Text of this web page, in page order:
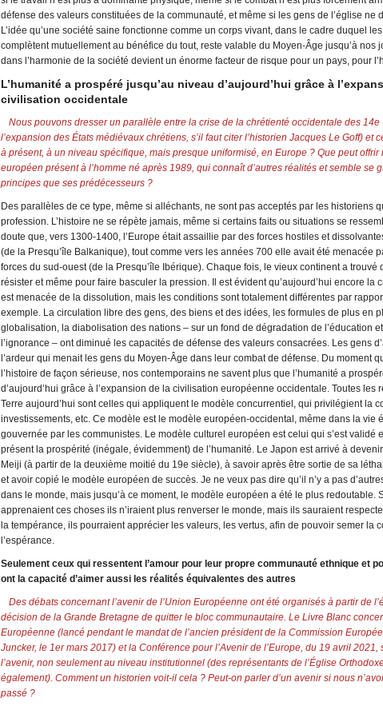
défense des valeurs constituées de la communauté, et même si les gens de l’église ne
L’idée qu’une société saine fonctionne comme un corps vivant, dans le cadre duquel
complètent mutuellement au bénéfice du tout, reste valable du Moyen-Âge jusqu’à nos
dans l’harmonie de la société devient un énorme facteur de risque pour un pays, pour
L’humanité a prospéré jusqu’au niveau d’aujourd’hui grâce à
civilisation occidentale
Nous pouvons dresser un parallèle entre la crise de la chrétienté occidentale des
l’expansion des États médiévaux chrétiens, s’il faut citer l’historien Jacques Le Goff) et
à présent, à un niveau spécifique, mais presque uniformisé, en Europe ? Que peut
européen présent à l’homme né après 1989, qui connaît d’autres réalités et semble se
principes que ses prédécesseurs ?
Des parallèles de ce type, même si alléchants, ne sont pas acceptés par les historiens
profession. L’histoire ne se répète jamais, même si certains faits ou situations se
doute que, vers 1300-1400, l’Europe était assaillie par des forces hostiles et
(de la Presqu’île Balkanique), tout comme vers les années 700 elle avait été menacée
forces du sud-ouest (de la Presqu’île Ibérique). Chaque fois, le vieux continent a trouvé
résister et même pour faire basculer la pression. Il est évident qu’aujourd’hui encore la
est menacée de la dissolution, mais les conditions sont totalement différentes par
exemple. La circulation libre des gens, des biens et des idées, les formules de plus en
globalisation, la diabolisation des nations – sur un fond de dégradation de l’éducation
l’ignorance – ont diminué les capacités de défense des valeurs consacrées. Les gens
l’ardeur qui menait les gens du Moyen-Âge dans leur combat de défense. Du moment
l’histoire de façon sérieuse, nos contemporains ne savent plus que l’humanité a
d’aujourd’hui grâce à l’expansion de la civilisation européenne occidentale. Toutes les
Terre aujourd’hui sont celles qui appliquent le modèle concurrentiel, qui privilégient la
investissements, etc. Ce modèle est le modèle européen-occidental, même dans la vie
gouvernée par les communistes. Le modèle culturel européen est celui qui s’est validé
présent la prospérité (inégale, évidemment) de l’humanité. Le Japon est arrivé à
Meiji (à partir de la deuxième moitié du 19e siècle), à savoir après être sortie de sa
et avoir copié le modèle européen de succès. Je ne veux pas dire qu’il n’y a pas
dans le monde, mais jusqu’à ce moment, le modèle européen a été le plus redoutable.
apprenaient ces choses ils n’iraient plus renverser le monde, mais ils sauraient
la tempérance, ils pourraient apprécier les valeurs, les vertus, afin de pouvoir semer la
l’espérance.
Seulement ceux qui ressentent l’amour pour leur propre communauté ethnique et
ont la capacité d’aimer aussi les réalités équivalentes des autres
Des débats concernant l’avenir de l’Union Européenne ont été organisés à partir de
décision de la Grande Bretagne de quitter le bloc communautaire. Le Livre Blanc
Européenne (lancé pendant le mandat de l’ancien président de la Commission
Juncker, le 1er mars 2017) et la Conférence pour l’Avenir de l’Europe, du 19 avril 2021,
l’avenir, non seulement au niveau institutionnel (des représentants de l’Église
également). Comment un historien voit-il cela ? Peut-on parler d’un avenir si nous
passé ?